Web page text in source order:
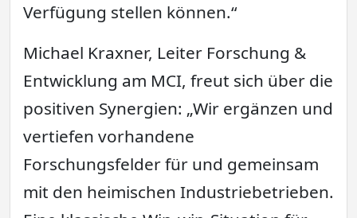
Verfügung stellen können.“
Michael Kraxner, Leiter Forschung &
Entwicklung am MCI, freut sich über die
positiven Synergien: „Wir ergänzen und
vertiefen vorhandene
Forschungsfelder für und gemeinsam
mit den heimischen Industriebetrieben.